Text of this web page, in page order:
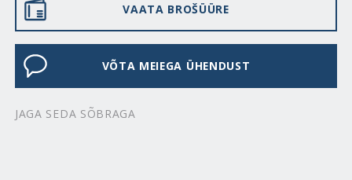
VAATA BROŠÜÜRE
VÕTA MEIEGA ÜHENDUST
JAGA SEDA SÕBRAGA